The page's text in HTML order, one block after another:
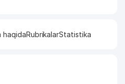
haqidaRubrikalarStatistika